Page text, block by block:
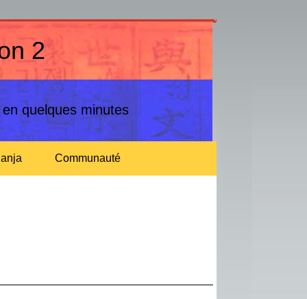
2
quelques minutes
Communauté